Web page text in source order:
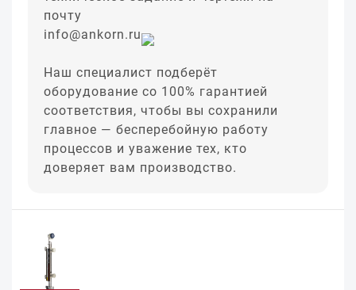
почту
info@ankorn.ru
Наш специалист подберёт
оборудование со 100% гарантией
соответствия, чтобы вы сохранили
главное — бесперебойную работу
процессов и уважение тех, кто
доверяет вам производство.